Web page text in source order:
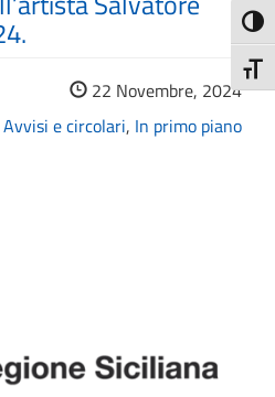
22 Novembre, 2024
Avvisi e circolari, In primo piano